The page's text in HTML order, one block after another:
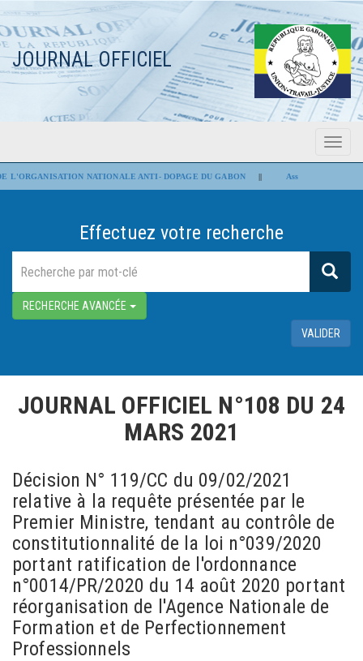
JOURNAL OFFICIEL
Menu
NATIONALE ANTI- DOPAGE DU GABON|| Assemblée nationale :
Effectuez votre recherche
RECHERCHE AVANCÉE
VALIDER
JOURNAL OFFICIEL N°108 DU 24
MARS 2021
Décision N° 119/CC du 09/02/2021
relative à la requête présentée par le
Premier Ministre, tendant au contrôle de
constitutionnalité de la loi n°039/2020
portant ratification de l'ordonnance
n°0014/PR/2020 du 14 août 2020 portant
réorganisation de l'Agence Nationale de
Formation et de Perfectionnement
Professionnels